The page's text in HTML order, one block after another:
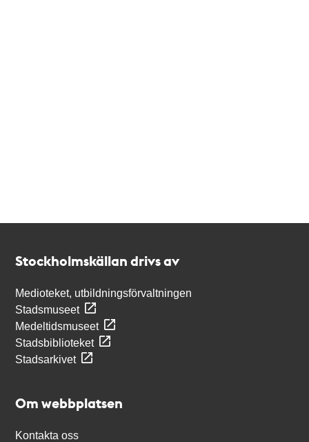
Stockholmskällan drivs av
Medioteket, utbildningsförvaltningen
Stadsmuseet
Medeltidsmuseet
Stadsbiblioteket
Stadsarkivet
Om webbplatsen
Kontakta oss